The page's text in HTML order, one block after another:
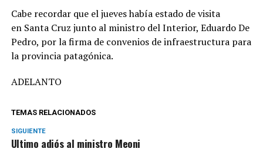
Cabe recordar que el jueves había estado de visita
en Santa Cruz junto al ministro del Interior, Eduardo De
Pedro, por la firma de convenios de infraestructura para
la provincia patagónica.
ADELANTO
TEMAS RELACIONADOS
SIGUIENTE
Ultimo adiós al ministro Meoni